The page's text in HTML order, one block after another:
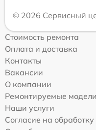
© 2026 Сервисный
Стоимость ремонта
Оплата и доставка
Контакты
Вакансии
О компании
Ремонтируемые модели
Наши услуги
Согласие на